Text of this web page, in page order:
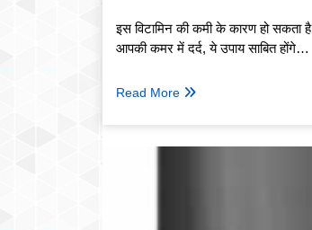
इस विटामिन की कमी के कारण हो सकता है
आपकी कमर में दर्द, ये उपाय साबित होंगे
Read More